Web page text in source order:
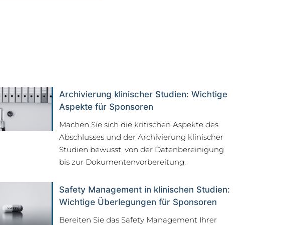
Archivierung klinischer Studien: Wichtige
Aspekte für Sponsoren
Machen Sie sich die kritischen Aspekte des
Abschlusses und der Archivierung klinischer
Studien bewusst, von der Datenbereinigung
bis zur Dokumentenvorbereitung.
Safety Management in klinischen Studien:
Wichtige Überlegungen für Sponsoren
Bereiten Sie das Safety Management Ihrer